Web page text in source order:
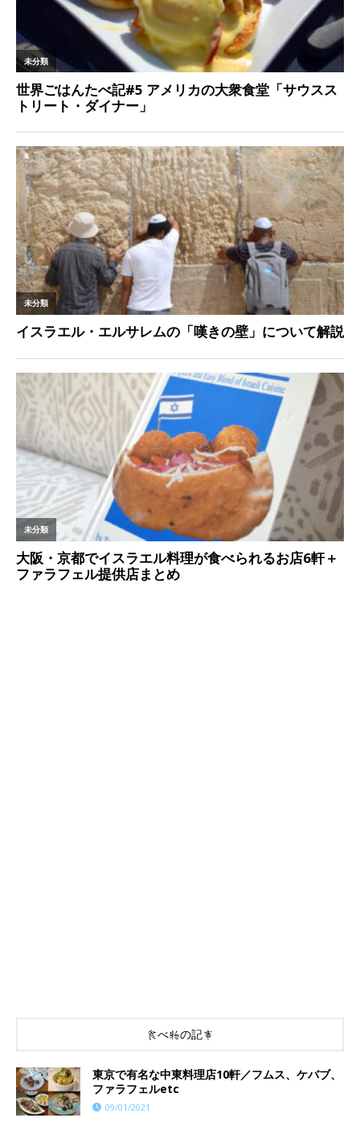
食べ物の記事
東京で有名な中東料理店10軒／フムス、ケバブ、
ファラフェルetc
09/01/2021